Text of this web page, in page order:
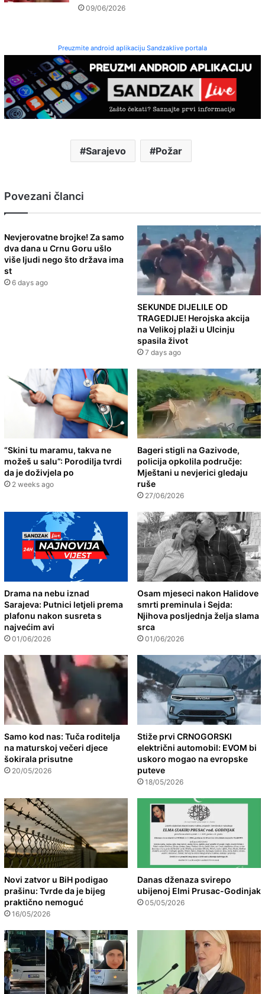
09/06/2026
Preuzmite android aplikaciju Sandzaklive portala
Sarajevo Požar
Povezani članci
Nevjerovatne brojke! Za samo
dva dana u Crnu Goru ušlo
više ljudi nego što država ima
st
6 days ago
SEKUNDE DIJELILE OD
TRAGEDIJE! Herojska akcija
na Velikoj plaži u Ulcinju
spasila život
7 days ago
“Skini tu maramu, takva ne
možeš u salu”: Porodilja tvrdi
da je doživjela po
2 weeks ago
Bageri stigli na Gazivode,
policija opkolila područje:
Mještani u nevjerici gledaju
ruše
27/06/2026
Drama na nebu iznad
Sarajeva: Putnici letjeli prema
plafonu nakon susreta s
najvećim avi
01/06/2026
Osam mjeseci nakon Halidove
smrti preminula i Sejda:
Njihova posljednja želja slama
srca
01/06/2026
Samo kod nas: Tuča roditelja
na maturskoj večeri djece
šokirala prisutne
20/05/2026
Stiže prvi CRNOGORSKI
električni automobil: EVOM bi
uskoro mogao na evropske
puteve
18/05/2026
Novi zatvor u BiH podigao
prašinu: Tvrde da je bijeg
praktično nemoguć
16/05/2026
Danas dženaza svirepo
ubijenoj Elmi Prusac-Godinjak
05/05/2026